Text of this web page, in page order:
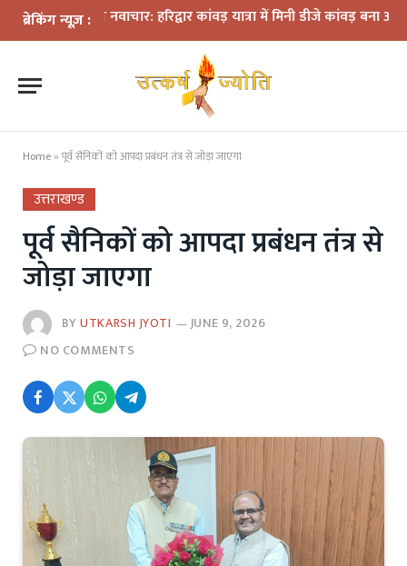
ब्रेकिंग न्यूज़ :
के बीच नवाचार: हरिद्वार कांवड़ यात्रा में मिनी डीजे कांवड़ बना आकर्षण
Home »पूर्व सैनिकों को आपदा प्रबंधन तंत्र से जोड़ा जाएगा
उत्तराखण्ड
पूर्व सैनिकों को आपदा प्रबंधन तंत्र से
जोड़ा जाएगा
BYUTKARSH JYOTI
JUNE 9, 2026
NO COMMENTS